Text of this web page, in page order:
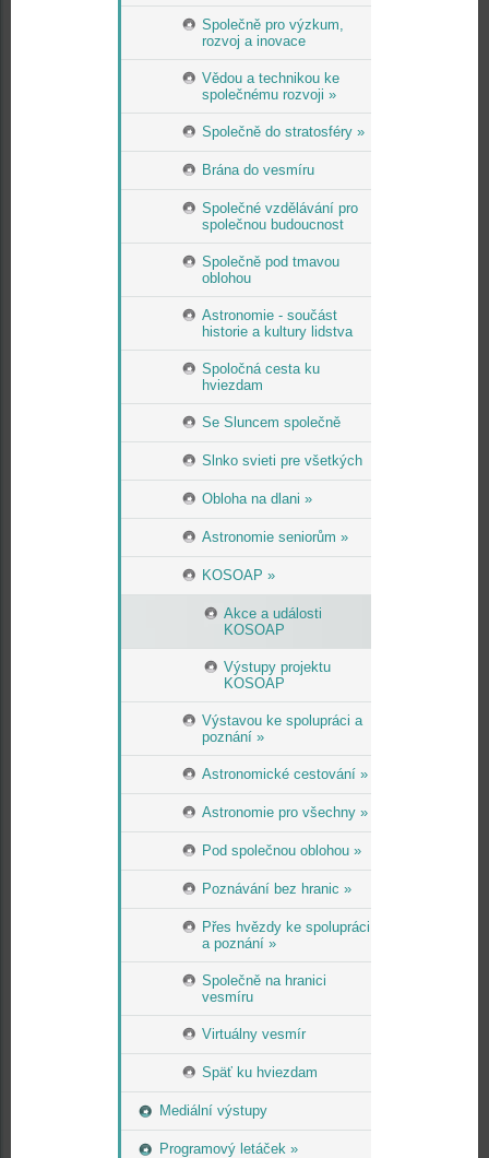
Společně pro výzkum,
rozvoj a inovace
Vědou a technikou ke
společnému rozvoji »
Společně do stratosféry »
Brána do vesmíru
Společné vzdělávání pro
společnou budoucnost
Společně pod tmavou
oblohou
Astronomie - součást
historie a kultury lidstva
Spoločná cesta ku
hviezdam
Se Sluncem společně
Slnko svieti pre všetkých
Obloha na dlani »
Astronomie seniorům »
KOSOAP »
Akce a události
KOSOAP
Výstupy projektu
KOSOAP
Výstavou ke spolupráci a
poznání »
Astronomické cestování »
Astronomie pro všechny »
Pod společnou oblohou »
Poznávání bez hranic »
Přes hvězdy ke spolupráci
a poznání »
Společně na hranici
vesmíru
Virtuálny vesmír
Späť ku hviezdam
Mediální výstupy
Programový letáček »